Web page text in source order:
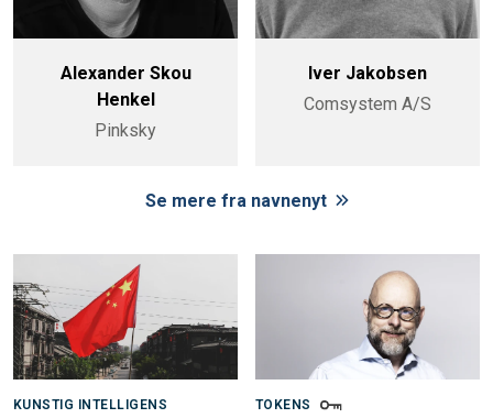
Alexander Skou
Henkel
Pinksky
Iver Jakobsen
Comsystem A/S
Se mere fra navnenyt
KUNSTIG INTELLIGENS TOKENS